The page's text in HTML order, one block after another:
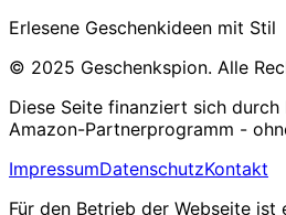
Erlesene Geschenkideen mit Stil
© 2025 Geschenkspion. Alle
Diese Seite finanziert sich durch
Amazon-Partnerprogramm -
ImpressumDatenschutzKontakt
Für den Betrieb der Webseite ist